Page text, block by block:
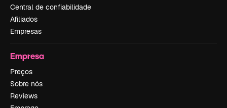
Central de confiabilidade
Afiliados
Empresas
Empresa
Preços
Sobre nós
Reviews